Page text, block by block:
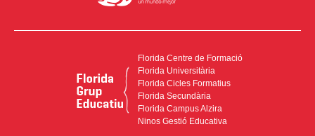
Florida Centre de Formació
Florida Universitària
Florida Cicles Formatius
Florida Secundària
Florida Campus Alzira
Ninos Gestió Educativa